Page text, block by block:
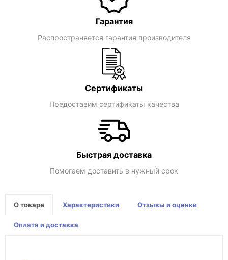
Гарантия
Распространяется гарантия производителя
Сертификаты
Предоставим сертификаты качества
Быстрая доставка
Помогаем доставить в нужный срок
О товаре Характеристики Отзывы и оценки
Оплата и доставка